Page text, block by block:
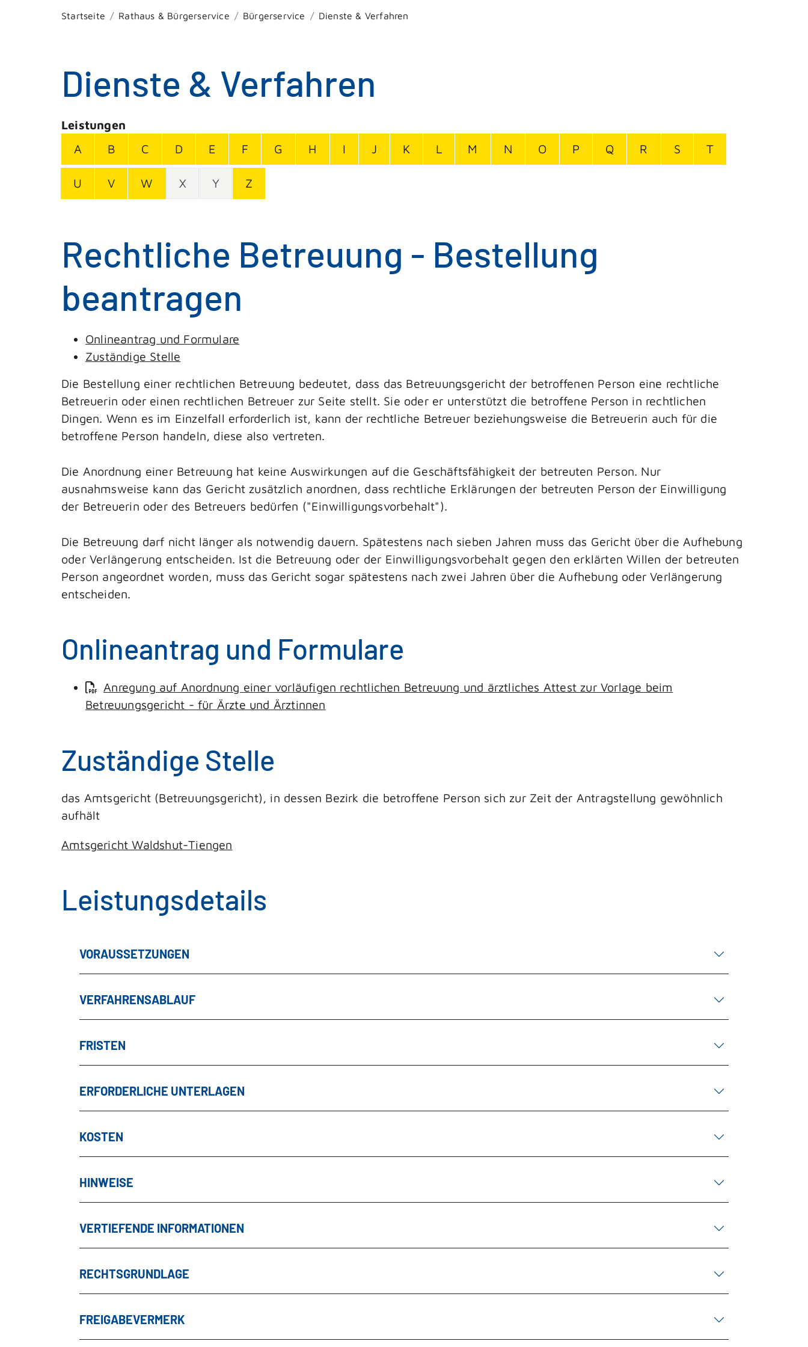
Startseite Rathaus & Bürgerservice Bürgerservice Dienste & Verfahren
Dienste & Verfahren
Leistungen
A
B C D E F G H I J K L M N O P Q R S T
U V W X Y Z
Rechtliche Betreuung - Bestellung
beantragen
Onlineantrag und Formulare
Zuständige Stelle
Die Bestellung einer rechtlichen Betreuung bedeutet, dass das Betreuungsgericht der betroffenen Person eine rechtliche
Betreuerin oder einen rechtlichen Betreuer zur Seite stellt. Sie oder er unterstützt die betroffene Person in rechtlichen
Dingen. Wenn es im Einzelfall erforderlich ist, kann der rechtliche Betreuer beziehungsweise die Betreuerin auch für die
betroffene Person handeln, diese also vertreten.
Die Anordnung einer Betreuung hat keine Auswirkungen auf die Geschäftsfähigkeit der betreuten Person. Nur
ausnahmsweise kann das Gericht zusätzlich anordnen, dass rechtliche Erklärungen der betreuten Person der Einwilligung
der Betreuerin oder des Betreuers bedürfen ("Einwilligungsvorbehalt").
Die Betreuung darf nicht länger als notwendig dauern. Spätestens nach sieben Jahren muss das Gericht über die Aufhebung
oder Verlängerung entscheiden. Ist die Betreuung oder der Einwilligungsvorbehalt gegen den erklärten Willen der betreuten
Person angeordnet worden, muss das Gericht sogar spätestens nach zwei Jahren über die Aufhebung oder Verlängerung
entscheiden.
Onlineantrag und Formulare
Anregung auf Anordnung einer vorläufigen rechtlichen Betreuung und ärztliches Attest zur Vorlage beim
Betreuungsgericht - für Ärzte und Ärztinnen
Zuständige Stelle
das Amtsgericht (Betreuungsgericht), in dessen Bezirk die betroffene Person sich zur Zeit der Antragstellung gewöhnlich
aufhält
Amtsgericht Waldshut-Tiengen
Leistungsdetails
VORAUSSETZUNGEN
VERFAHRENSABLAUF
FRISTEN
ERFORDERLICHE UNTERLAGEN
KOSTEN
HINWEISE
VERTIEFENDE INFORMATIONEN
RECHTSGRUNDLAGE
FREIGABEVERMERK